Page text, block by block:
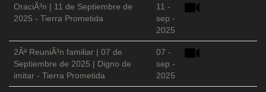
OraciÃ³n | 11 de Septiembre de
2025 - Tierra Prometida
11 -
sep -
2025
2Âª ReuniÃ³n familiar | 07 de
Septiembre de 2025 | Digno de
imitar - Tierra Prometida
07 -
sep -
2025